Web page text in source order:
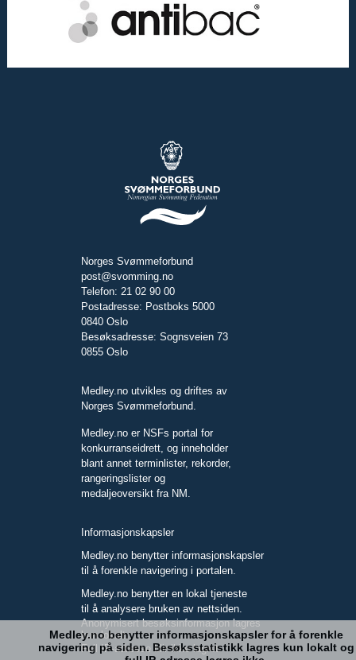
Norges Svømmeforbund
post@svomming.no
Telefon: 21 02 90 00
Postadresse: Postboks 5000
0840 Oslo
Besøksadresse: Sognsveien 73
0855 Oslo
Medley.no utvikles og driftes av
Norges Svømmeforbund.
Medley.no er NSFs portal for
konkurranseidrett, og inneholder
blant annet terminlister, rekorder,
rangeringslister og
medaljeoversikt fra NM.
Informasjonskapsler
Medley.no benytter informasjonskapsler
til å forenkle navigering i portalen.
Medley.no benytter en lokal tjeneste
til å analysere bruken av nettsiden.
Anonymisert besøksinformasjon lagres
kun lokalt.
Full IP-adresse blir ikke lagret.
Medley.no benytter informasjonskapsler for å forenkle
navigering på siden. Besøksstatistikk lagres kun lokalt og